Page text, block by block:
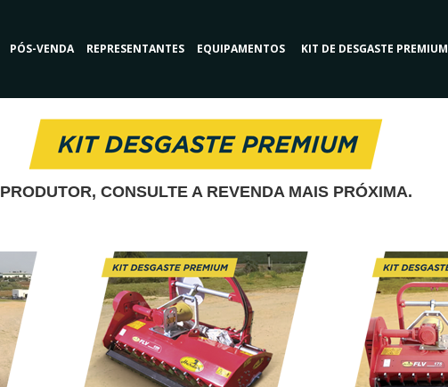
PÓS-VENDA REPRESENTANTES EQUIPAMENTOS KIT DE DESGASTE PREMIUM
PRODUTOR, CONSULTE A REVENDA MAIS PRÓXIMA.